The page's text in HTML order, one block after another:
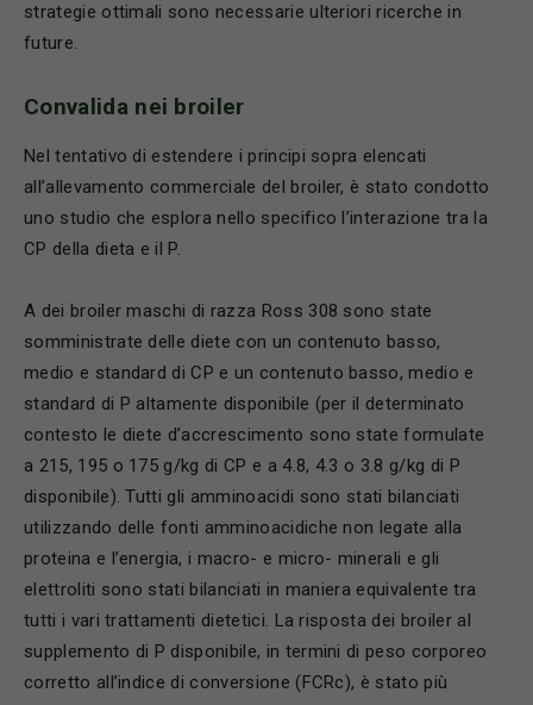
strategie ottimali sono necessarie ulteriori ricerche in
future.
Convalida nei broiler
Nel tentativo di estendere i principi sopra elencati
all’allevamento commerciale del broiler, è stato condotto
uno studio che esplora nello specifico l’interazione tra la
CP della dieta e il P.
A dei broiler maschi di razza Ross 308 sono state
somministrate delle diete con un contenuto basso,
medio e standard di CP e un contenuto basso, medio e
standard di P altamente disponibile (per il determinato
contesto le diete d’accrescimento sono state formulate
a 215, 195 o 175 g/kg di CP e a 4.8, 4.3 o 3.8 g/kg di P
disponibile). Tutti gli amminoacidi sono stati bilanciati
utilizzando delle fonti amminoacidiche non legate alla
proteina e l’energia, i macro- e micro- minerali e gli
elettroliti sono stati bilanciati in maniera equivalente tra
tutti i vari trattamenti dietetici. La risposta dei broiler al
supplemento di P disponibile, in termini di peso corporeo
corretto all’indice di conversione (FCRc), è stato più